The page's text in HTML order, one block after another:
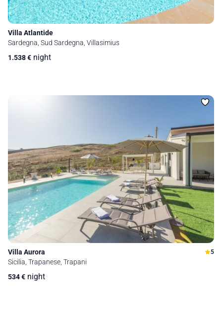
Villa Atlantide
Sardegna, Sud Sardegna, Villasimius
1.538€ night
Villa Aurora 5
Sicilia, Trapanese, Trapani
534€ night